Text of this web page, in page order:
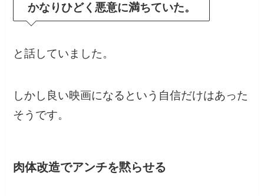
かなりひどく悪意に満ちていた。
と話していました。
しかし良い映画になるという自信だけはあった
そうです。
肉体改造でアンチを黙らせる